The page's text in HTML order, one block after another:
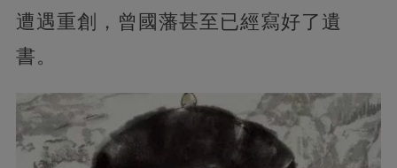
遭遇重創，曾國藩甚至已經寫好了遺
書。